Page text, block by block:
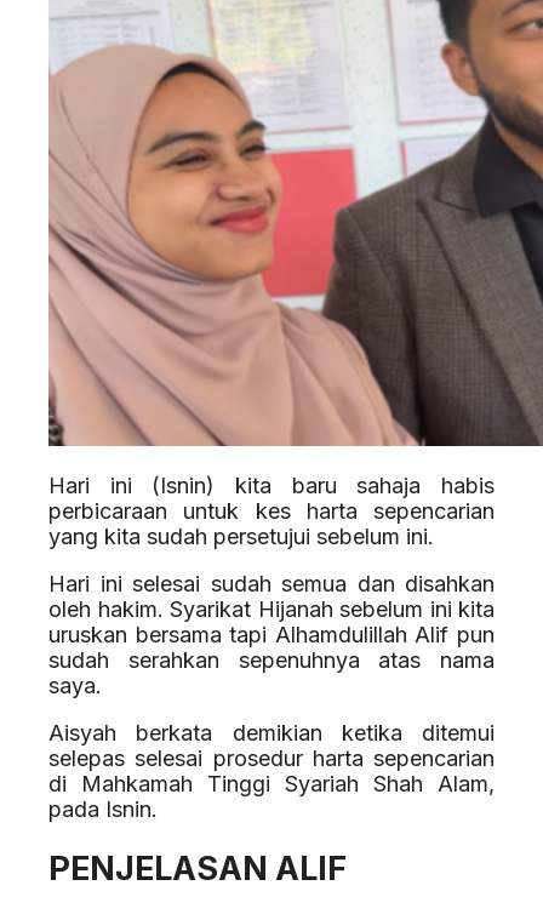
Hari ini (Isnin) kita baru sahaja habis
perbicaraan untuk kes harta sepencarian
yang kita sudah persetujui sebelum ini.
Hari ini selesai sudah semua dan disahkan
oleh hakim. Syarikat Hijanah sebelum ini kita
uruskan bersama tapi Alhamdulillah Alif pun
sudah serahkan sepenuhnya atas nama
saya.
Aisyah berkata demikian ketika ditemui
selepas selesai prosedur harta sepencarian
di Mahkamah Tinggi Syariah Shah Alam,
pada Isnin.
PENJELASAN ALIF